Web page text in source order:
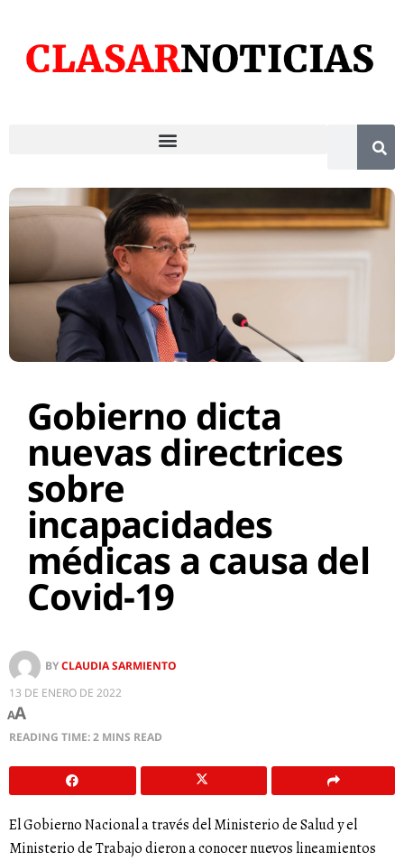
Gobierno dicta
nuevas directrices
sobre
incapacidades
médicas a causa del
Covid-19
BYCLAUDIA SARMIENTO
13 DE ENERO DE 2022
AA
READING TIME: 2 MINS READ
El Gobierno Nacional a través del Ministerio de Salud y el
Ministerio de Trabajo dieron a conocer nuevos lineamientos